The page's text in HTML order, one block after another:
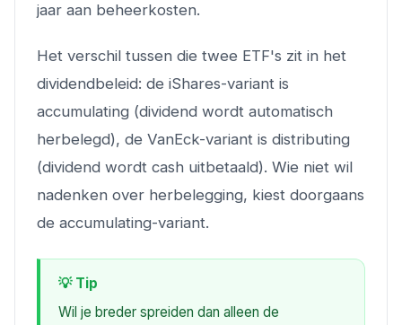
jaar aan beheerkosten.
Het verschil tussen die twee ETF's zit in het
dividendbeleid: de iShares-variant is
accumulating (dividend wordt automatisch
herbelegd), de VanEck-variant is distributing
(dividend wordt cash uitbetaald). Wie niet wil
nadenken over herbelegging, kiest doorgaans
de accumulating-variant.
💡 Tip
Wil je breder spreiden dan alleen de